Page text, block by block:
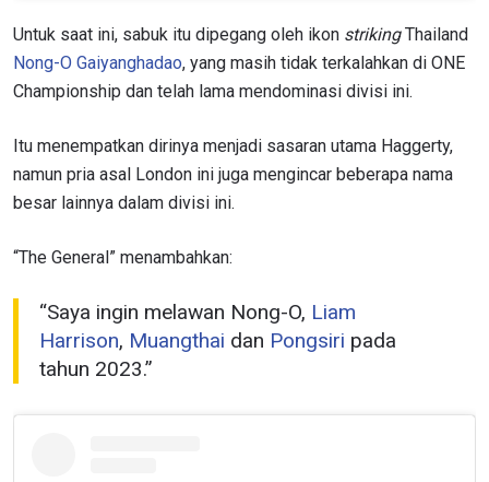
Untuk saat ini, sabuk itu dipegang oleh ikon strikingThailand
Nong-O Gaiyanghadao, yang masih tidak terkalahkan di ONE
Championship dan telah lama mendominasi divisi ini.
Itu menempatkan dirinya menjadi sasaran utama Haggerty,
namun pria asal London ini juga mengincar beberapa nama
besar lainnya dalam divisi ini.
“The General” menambahkan:
“Saya ingin melawan Nong-O, Liam
Harrison, Muangthai dan Pongsiri pada
tahun 2023.”
IKUTI PERKEMBANGAN TERBARU